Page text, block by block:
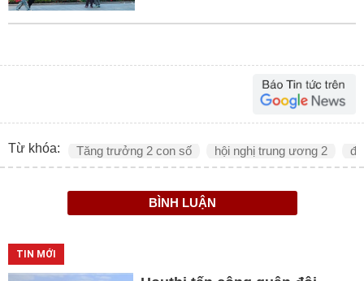
Từ khóa: Tăng trưởng 2 con số hội nghị trung ương 2
BÌNH LUẬN
TIN MỚI